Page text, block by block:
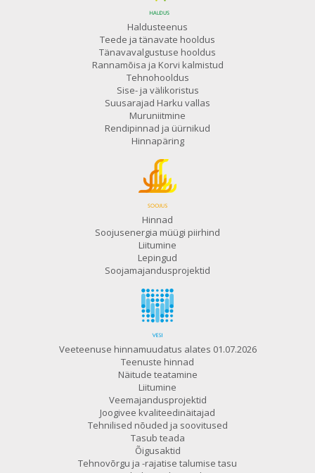
Haldusteenus
Teede ja tänavate hooldus
Tänavavalgustuse hooldus
Rannamõisa ja Korvi kalmistud
Tehnohooldus
Sise- ja välikoristus
Suusarajad Harku vallas
Muruniitmine
Rendipinnad ja üürnikud
Hinnapäring
Hinnad
Soojusenergia müügi piirhind
Liitumine
Lepingud
Soojamajandusprojektid
Veeteenuse hinnamuudatus alates 01.07.2026
Teenuste hinnad
Näitude teatamine
Liitumine
Veemajandusprojektid
Joogivee kvaliteedinäitajad
Tehnilised nõuded ja soovitused
Tasub teada
Õigusaktid
Tehnovõrgu ja -rajatise talumise tasu